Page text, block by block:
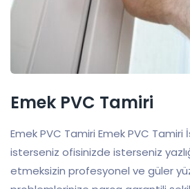
Emek PVC Tamiri
Emek PVC Tamiri Emek PVC
isterseniz ofisinizde isterseniz
etmeksizin profesyonel ve güler